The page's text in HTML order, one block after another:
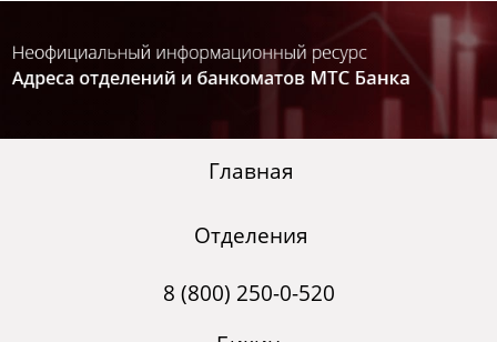
Главная
Отделения
8 (800) 250-0-520